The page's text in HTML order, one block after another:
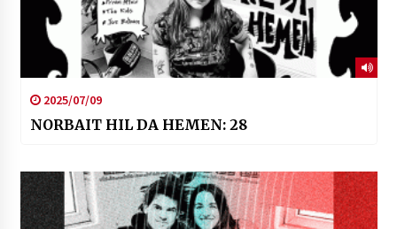
2025/07/09
NORBAIT HIL DA HEMEN: 28